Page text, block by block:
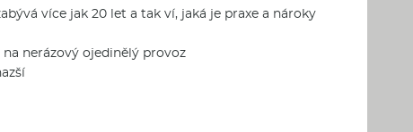
více jak 20 let a tak ví, jaká je praxe a nároky
nerázový ojedinělý provoz